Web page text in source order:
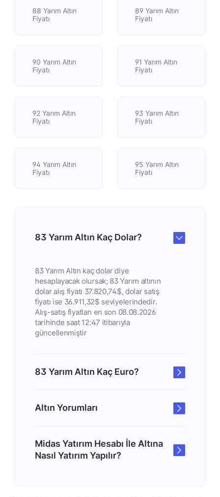
88 Yarım Altın
Fiyatı
89 Yarım Altın
Fiyatı
90 Yarım Altın
Fiyatı
91 Yarım Altın
Fiyatı
92 Yarım Altın
Fiyatı
93 Yarım Altın
Fiyatı
94 Yarım Altın
Fiyatı
95 Yarım Altın
Fiyatı
83 Yarım Altın Kaç Dolar?
83 Yarım Altın kaç dolar diye
hesaplayacak olursak; 83 Yarım altının
dolar alış fiyatı 37.820,74$, dolar satış
fiyatı ise 36.911,32$ seviyelerindedir.
Alış-satış fiyatları en son 08.08.2026
tarihinde saat 12:47 itibarıyla
güncellenmiştir
83 Yarım Altın Kaç Euro?
Altın Yorumları
Midas Yatırım Hesabı İle Altına
Nasıl Yatırım Yapılır?